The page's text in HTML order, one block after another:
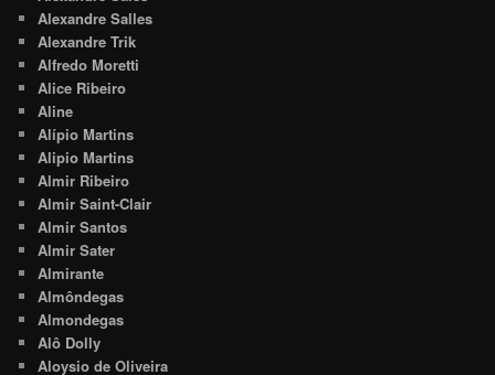
Alexandre Salles
Alexandre Trik
Alfredo Moretti
Alice Ribeiro
Aline
Alípio Martins
Alipio Martins
Almir Ribeiro
Almir Saint-Clair
Almir Santos
Almir Sater
Almirante
Almôndegas
Almondegas
Alô Dolly
Aloysio de Oliveira